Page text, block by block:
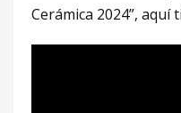
Cerámica 2024”, aquí